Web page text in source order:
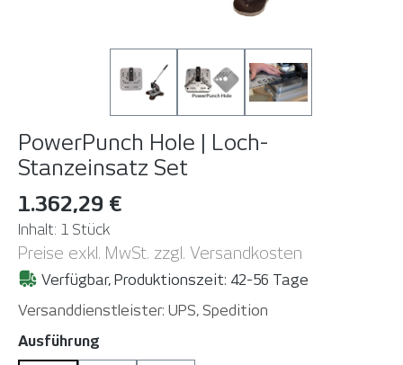
PowerPunch Hole | Loch-
Stanzeinsatz Set
1.362,29 €
Inhalt: 1 Stück
Preise exkl. MwSt. zzgl. Versandkosten
Verfügbar, Produktionszeit: 42-56 Tage
Versanddienstleister: UPS, Spedition
Ausführung